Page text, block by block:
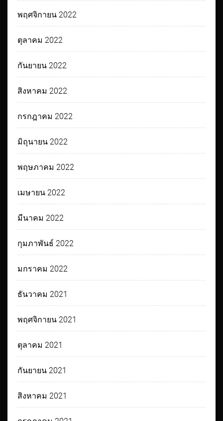
พฤศจิกายน 2022
ตุลาคม 2022
กันยายน 2022
สิงหาคม 2022
กรกฎาคม 2022
มิถุนายน 2022
พฤษภาคม 2022
เมษายน 2022
มีนาคม 2022
กุมภาพันธ์ 2022
มกราคม 2022
ธันวาคม 2021
พฤศจิกายน 2021
ตุลาคม 2021
กันยายน 2021
สิงหาคม 2021